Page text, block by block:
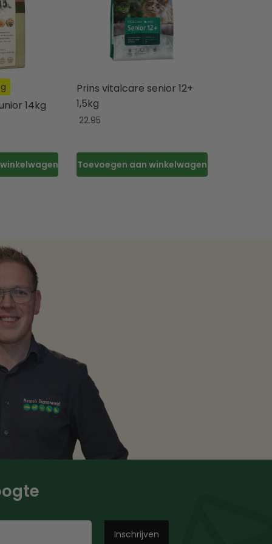
14kg
Prins vitalcare senior 12+
1,5kg
22.95
Toevoegen aan winkelwagen